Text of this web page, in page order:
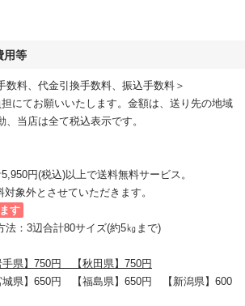
用等
数料、代金引換手数料、振込手数料＞
にてお願いいたします。金額は、送り先の地域
当店は全て税込表示です。
円(税込)以上で送料無料サービス。
象外とさせていただきます。
す
法：3辺合計80サイズ(約5㎏まで)
県】750円 【秋田県】750円
城県】650円 【福島県】650円 【新潟県】600